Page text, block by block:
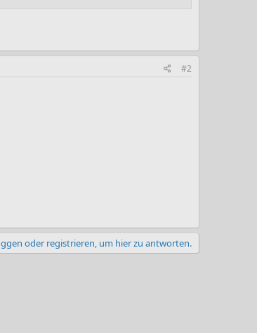
#2
oder registrieren, um hier zu antworten.